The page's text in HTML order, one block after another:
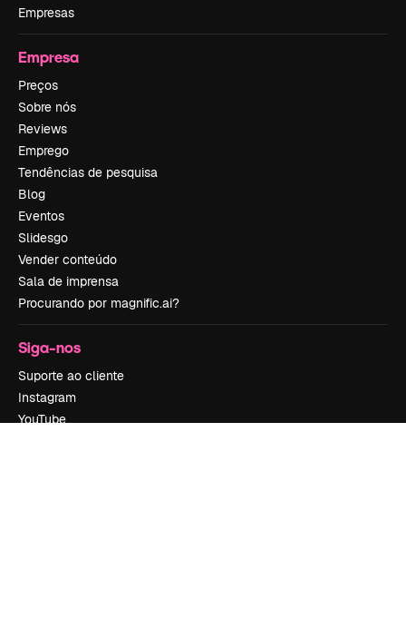
Empresas
Empresa
Preços
Sobre nós
Reviews
Emprego
Tendências de pesquisa
Blog
Eventos
Slidesgo
Vender conteúdo
Sala de imprensa
Procurando por magnific.ai?
Siga-nos
Suporte ao cliente
Instagram
YouTube